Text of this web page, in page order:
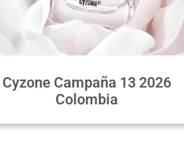
Cyzone Campaña 13 2026
Colombia